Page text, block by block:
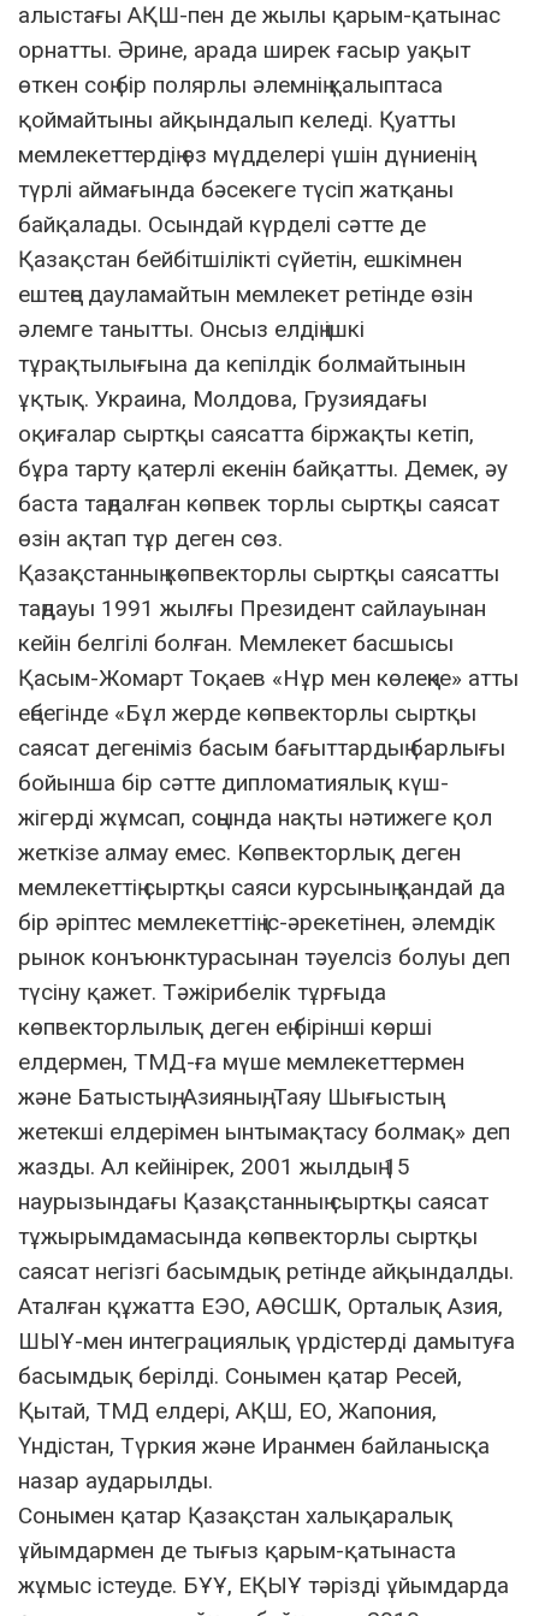
алыстағы АҚШ-пен де жылы қарым-қатынас
орнатты. Әрине, арада ширек ғасыр уақыт
өткен соң бір полярлы әлемнің қалыптаса
қоймайтыны айқындалып келеді. Қуатты
мемлекеттердің өз мүдделері үшін дүниенің
түрлі аймағында бәсекеге түсіп жатқаны
байқалады. Осындай күрделі сәтте де
Қазақстан бейбітшілікті сүйетін, ешкімнен
ештеңе дауламайтын мемлекет ретінде өзін
әлемге танытты. Онсыз елдің ішкі
тұрақтылығына да кепілдік болмайтынын
ұқтық. Украина, Молдова, Грузиядағы
оқиғалар сыртқы саясатта біржақты кетіп,
бұра тарту қатерлі екенін байқатты. Демек, әу
баста таңдалған көпвек торлы сыртқы саясат
өзін ақтап тұр деген сөз.
Қазақстанның көпвекторлы сыртқы саясатты
таңдауы 1991 жылғы Президент сайлауынан
кейін белгілі болған. Мемлекет басшысы
Қасым-Жомарт Тоқаев «Нұр мен көлеңке» атты
еңбегінде «Бұл жерде көпвекторлы сыртқы
саясат дегеніміз басым бағыттардың барлығы
бойынша бір сәтте дипломатиялық күш-
жігерді жұмсап, соңында нақты нәтижеге қол
жеткізе алмау емес. Көпвекторлық деген
мемлекеттің сыртқы саяси курсының қандай да
бір әріптес мемлекеттің іс-әрекетінен, әлемдік
рынок конъюнктурасынан тәуелсіз болуы деп
түсіну қажет. Тәжірибелік тұрғыда
көпвекторлылық деген ең бірінші көрші
елдермен, ТМД-ға мүше мемлекеттермен
және Батыстың, Азияның, Таяу Шығыстың
жетекші елдерімен ынтымақтасу болмақ» деп
жазды. Ал кейінірек, 2001 жылдың 15
наурызындағы Қазақстанның сыртқы саясат
тұжырымдамасында көпвекторлы сыртқы
саясат негізгі басымдық ретінде айқындалды.
Аталған құжатта ЕЭО, АӨСШК, Орталық Азия,
ШЫҰ-мен интеграциялық үрдістерді дамытуға
басымдық берілді. Сонымен қатар Ресей,
Қытай, ТМД елдері, АҚШ, ЕО, Жапония,
Үндістан, Түркия және Иранмен байланысқа
назар аударылды.
Сонымен қатар Қазақстан халықаралық
ұйымдармен де тығыз қарым-қатынаста
жұмыс істеуде. БҰҰ, ЕҚЫҰ тәрізді ұйымдарда